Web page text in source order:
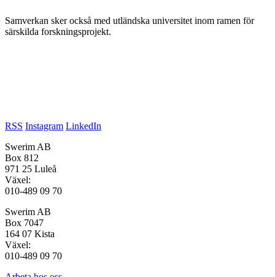
Samverkan sker också med utländska universitet inom ramen för
särskilda forskningsprojekt.
RSS Instagram LinkedIn
Swerim AB
Box 812
971 25 Luleå
Växel:
010-489 09 70
Swerim AB
Box 7047
164 07 Kista
Växel:
010-489 09 70